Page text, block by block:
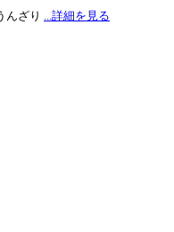
んざり ...詳細を見る